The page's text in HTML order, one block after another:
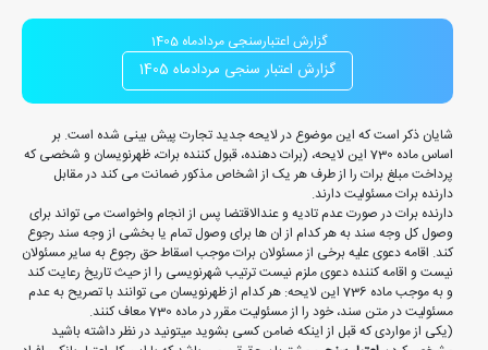
گزارش اعتبارسنجی مردادماه 1405
گزارش اعتبار سنجی مردادماه 1405
شایان ذکر است که این موضوع در لایحه جدید تجارت پیش بینی شده است. بر
اساس ماده 730 این لایحه، (برات دهنده، قبول کننده برات، ظهرنویسان و شخصی که
پرداخت مبلغ برات را از طرف هر یک از اشخاص مذکور ضمانت می کند در مقابل
دارنده برات مسئولیت دارند.
دارنده برات در صورت عدم تادیه و عندالاقتضا پس از انجام واخواست می تواند برای
وصول کل وجه سند به هر کدام از ان ها برای وصول تمام یا بخشی از وجه سند رجوع
کند. اقامه دعوی علیه برخی از مسئولان برات موجب اسقاط حق رجوع به سایر مسئولان
نیست و اقامه کننده دعوی ملزم نیست ترتیب شهرنویسی را از حیث تاریخ رعایت کند
و به موجب ماده 736 این لایحه: هر کدام از ظهرنویسان می توانند با تصریح به عدم
مسئولیت در متن سند، خود را از مسئولیت مقرر در ماده 730 معاف کنند.
(یکی از مواردی که قبل از اینکه ضامن کسی بشوید میتونید در نظر داشته باشید